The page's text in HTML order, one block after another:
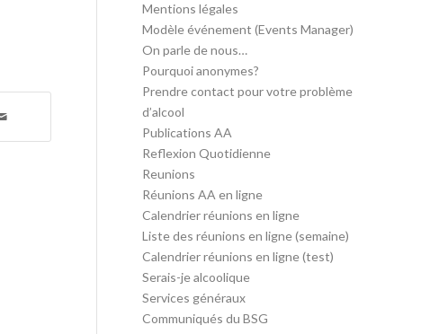
Mentions légales
Modèle événement (Events Manager)
On parle de nous…
Pourquoi anonymes?
Prendre contact pour votre problème
d’alcool
Publications AA
Reflexion Quotidienne
Reunions
Réunions AA en ligne
Calendrier réunions en ligne
Liste des réunions en ligne (semaine)
Calendrier réunions en ligne (test)
Serais-je alcoolique
Services généraux
Communiqués du BSG